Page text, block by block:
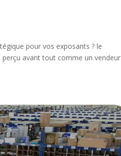
pour vos exposants ? le
avant tout comme un vendeur